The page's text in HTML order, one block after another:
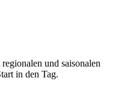
und saisonalen
in den Tag.